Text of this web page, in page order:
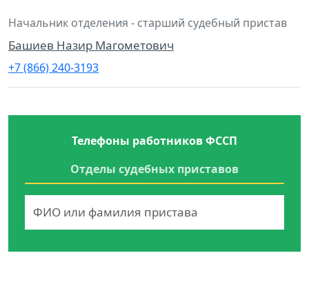
Начальник отделения - старший судебный пристав
Башиев Назир Магометович
+7 (866) 240-3193
Телефоны работников ФССП
Отделы судебных приставов